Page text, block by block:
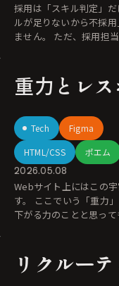
採用は「スキル判定」だけではない 採用活動
ルが足りないから不採
ません。 ただ、採用担当
重力とレ
Tech
Figma
HTML/CSS
ポエム
2026.05.08
Webサイト上にはこの
す。 ここでいう「重力」とはざっくりというとものは下方向にぶら
下がる力のことと思っ
リクルー